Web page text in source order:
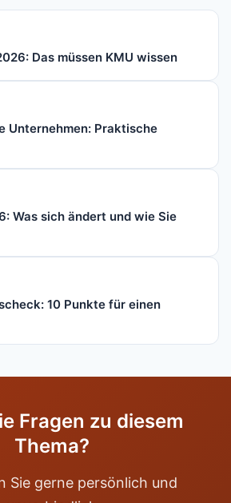
Das müssen KMU wissen
Unternehmen: Praktische
Was sich ändert und wie Sie
10 Punkte für einen
Fragen zu diesem
Thema?
Sie gerne persönlich und